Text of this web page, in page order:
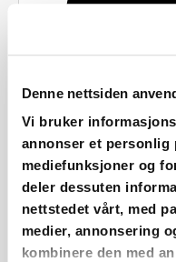
Denne nettsiden
Vi bruker
annonser et personlig
mediefunksjoner og
deler dessuten
nettstedet vårt, med
medier, annonsering
kombinere den med